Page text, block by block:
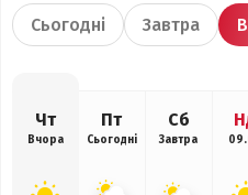
Сьогодні Завтра
Чт
Вчора
Пт
Сьогодні
Сб
Завтра